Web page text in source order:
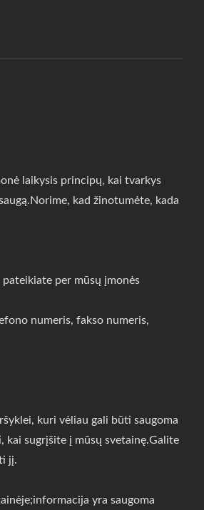
laikysis principų, kai tvarkys
kad žinotumėte, kada
per mūsų įmonės
numeris, fakso numeris,
kuri vėliau gali būti saugoma
kai sugrįšite į mūsų svetainę.Galite
jį.
yra saugoma